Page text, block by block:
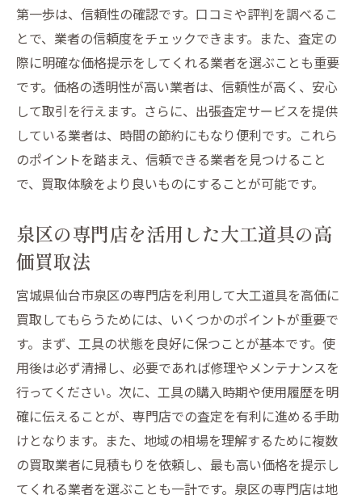
第一歩は、信頼性の確認です。口コミや評判を調べるこ
とで、業者の信頼度をチェックできます。また、査定の
際に明確な価格提示をしてくれる業者を選ぶことも重要
です。価格の透明性が高い業者は、信頼性が高く、安心
して取引を行えます。さらに、出張査定サービスを提供
している業者は、時間の節約にもなり便利です。これら
のポイントを踏まえ、信頼できる業者を見つけること
で、買取体験をより良いものにすることが可能です。
泉区の専門店を活用した大工道具の高
価買取法
宮城県仙台市泉区の専門店を利用して大工道具を高価に
買取してもらうためには、いくつかのポイントが重要で
す。まず、工具の状態を良好に保つことが基本です。使
用後は必ず清掃し、必要であれば修理やメンテナンスを
行ってください。次に、工具の購入時期や使用履歴を明
確に伝えることが、専門店での査定を有利に進める手助
けとなります。また、地域の相場を理解するために複数
の買取業者に見積もりを依頼し、最も高い価格を提示し
てくれる業者を選ぶことも一計です。泉区の専門店は地